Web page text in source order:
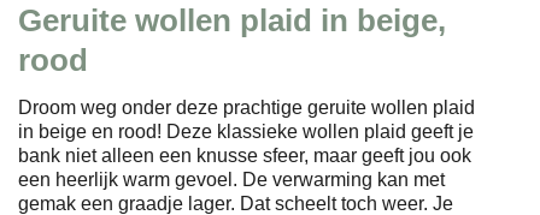
Geruite wollen plaid in beige,
rood
Droom weg onder deze prachtige geruite wollen plaid
in beige en rood! Deze klassieke wollen plaid geeft je
bank niet alleen een knusse sfeer, maar geeft jou ook
een heerlijk warm gevoel. De verwarming kan met
gemak een graadje lager. Dat scheelt toch weer. Je